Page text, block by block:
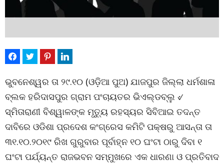
ଭୁବନେଶ୍ୱର ତା ୨୯.୧୦ (ଓଡ଼ିଆ ପୁଅ) ଯାଜପୁର ଜିଲ୍ଲା ଧର୍ମଶାଳା
ବ୍ଲକ ହରିଦାସପୁର ଗ୍ରାମ ପଂଚାୟତର ଭିଏଲ୍ଡବ୍ଲୁ ୰
ସ୍ମିତାରାଣୀ ବିଶ୍ୱାଳଙ୍କ ମୃତ୍ୟୁ ରହସ୍ୟର ସିବିଆଇ ତଦନ୍ତ
ଦାବିରେ ଓଡିଶା ପ୍ରଦେଶ କଂଗ୍ରେସ କମିଟି ପକ୍ଷରୁ ଆସନ୍ତା ତା
୩୧.୧୦.୨୦୧୯ ରିଖ ଗୁରୁବାର ପୂର୍ବାହ୍ନ ୧୦ ଘଂଟା ଠାରୁ ଦିବା ୧
ଘଂଟା ପର୍ଯ୍ୟନ୍ତ ରାଜଭବନ ସମ୍ମୁଖରେ ଏକ ଧାରଣା ଓ ପ୍ରତିବାଦ